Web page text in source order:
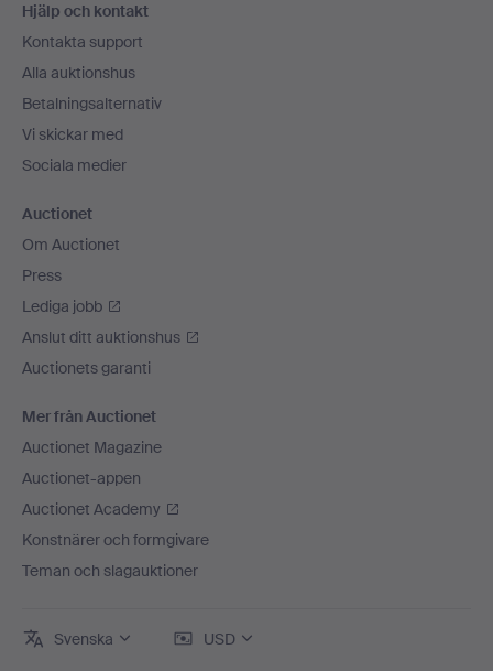
Hjälp och kontakt
Kontakta support
Alla auktionshus
Betalningsalternativ
Vi skickar med
Sociala medier
Auctionet
Om Auctionet
Press
Lediga jobb
Anslut ditt auktionshus
Auctionets garanti
Mer från Auctionet
Auctionet Magazine
Auctionet-appen
Auctionet Academy
Konstnärer och formgivare
Teman och slagauktioner
Svenska USD